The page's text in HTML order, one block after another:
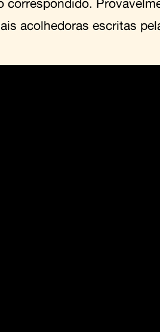
correspondido.
acolhedoras escritas